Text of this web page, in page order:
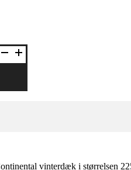
vinterdæk i størrelsen